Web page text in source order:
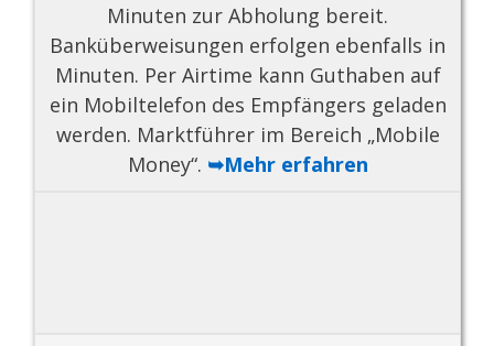
Minuten zur Abholung bereit.
Banküberweisungen erfolgen ebenfalls in
Minuten. Per Airtime kann Guthaben auf
ein Mobiltelefon des Empfängers geladen
werden. Marktführer im Bereich „Mobile
Money“. ➥Mehr erfahren